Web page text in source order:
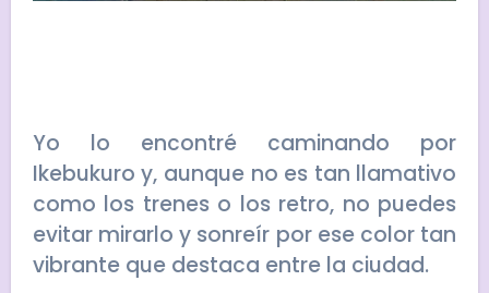
Yo lo encontré caminando por
Ikebukuro y, aunque no es tan llamativo
como los trenes o los retro, no puedes
evitar mirarlo y sonreír por ese color tan
vibrante que destaca entre la ciudad.